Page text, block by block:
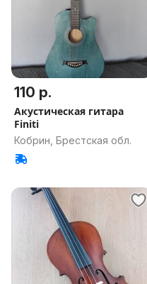
110 р.
Акустическая гитара
Finiti
Кобрин, Брестская обл.